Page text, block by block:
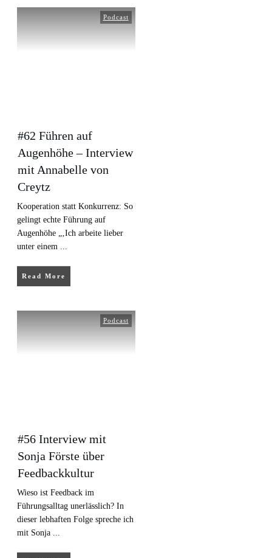
Podcast
#62 Führen auf
Augenhöhe – Interview
mit Annabelle von
Creytz
Kooperation statt Konkurrenz: So
gelingt echte Führung auf
Augenhöhe „‚Ich arbeite lieber
unter einem ...
Read More
Podcast
#56 Interview mit
Sonja Förste über
Feedbackkultur
Wieso ist Feedback im
Führungsalltag unerlässlich? In
dieser lebhaften Folge spreche ich
mit Sonja ...